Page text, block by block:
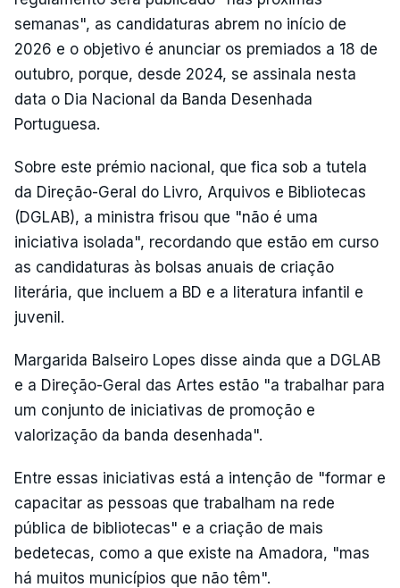
semanas", as candidaturas abrem no início de
2026 e o objetivo é anunciar os premiados a 18 de
outubro, porque, desde 2024, se assinala nesta
data o Dia Nacional da Banda Desenhada
Portuguesa.
Sobre este prémio nacional, que fica sob a tutela
da Direção-Geral do Livro, Arquivos e Bibliotecas
(DGLAB), a ministra frisou que "não é uma
iniciativa isolada", recordando que estão em curso
as candidaturas às bolsas anuais de criação
literária, que incluem a BD e a literatura infantil e
juvenil.
Margarida Balseiro Lopes disse ainda que a DGLAB
e a Direção-Geral das Artes estão "a trabalhar para
um conjunto de iniciativas de promoção e
valorização da banda desenhada".
Entre essas iniciativas está a intenção de "formar e
capacitar as pessoas que trabalham na rede
pública de bibliotecas" e a criação de mais
bedetecas, como a que existe na Amadora, "mas
há muitos municípios que não têm".